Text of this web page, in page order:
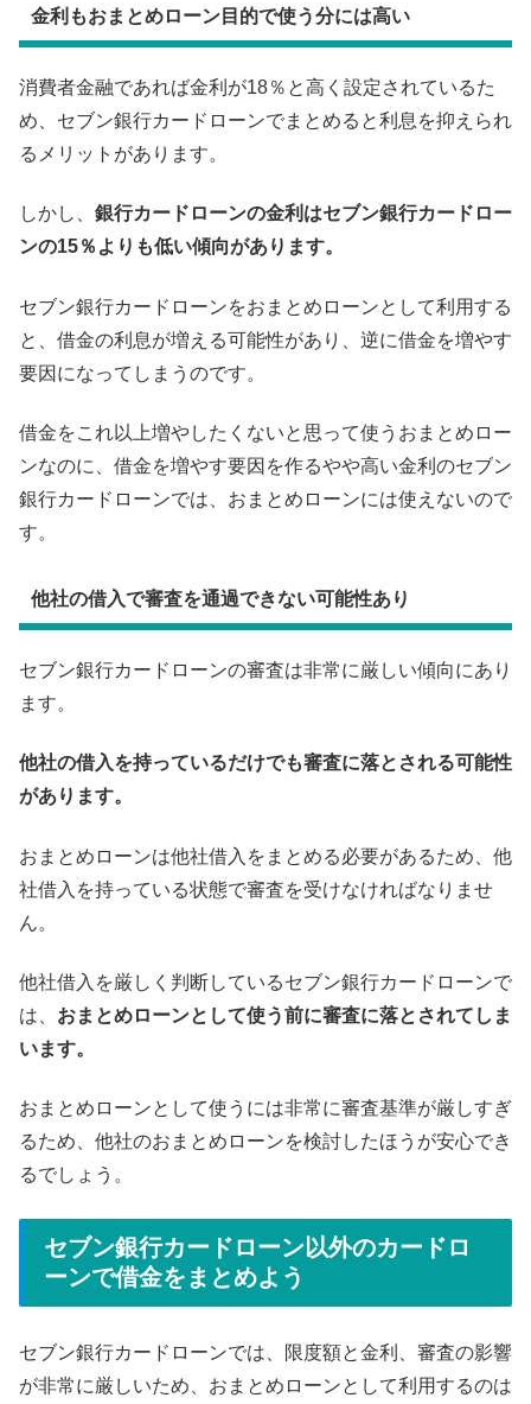
金利もおまとめローン目的で使う分には高い
消費者金融であれば金利が18％と高く設定されているた
め、セブン銀行カードローンでまとめると利息を抑えられ
るメリットがあります。
しかし、 銀行カードローンの金利はセブン銀行カードロー
ンの15％よりも低い傾向があります。
セブン銀行カードローンをおまとめローンとして利用する
と、借金の利息が増える可能性があり、逆に借金を増やす
要因になってしまうのです。
借金をこれ以上増やしたくないと思って使うおまとめロー
ンなのに、借金を増やす要因を作るやや高い金利のセブン
銀行カードローンでは、おまとめローンには使えないので
す。
他社の借入で審査を通過できない可能性あり
セブン銀行カードローンの審査は非常に厳しい傾向にあり
ます。
他社の借入を持っているだけでも審査に落とされる可能性
があります。
おまとめローンは他社借入をまとめる必要があるため、他
社借入を持っている状態で審査を受けなければなりませ
ん。
他社借入を厳しく判断しているセブン銀行カードローンで
は、 おまとめローンとして使う前に審査に落とされてしま
います。
おまとめローンとして使うには非常に審査基準が厳しすぎ
るため、他社のおまとめローンを検討したほうが安心でき
るでしょう。
セブン銀行カードローン以外のカードロ
ーンで借金をまとめよう
セブン銀行カードローンでは、限度額と金利、審査の影響
が非常に厳しいため、おまとめローンとして利用するのは